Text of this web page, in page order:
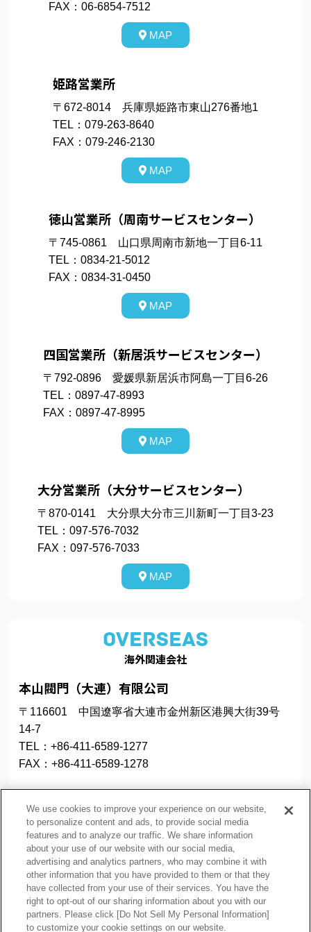
FAX：06-6854-7512
MAP
姫路営業所
〒672-8014 兵庫県姫路市東山276番地1
TEL：079-263-8640
FAX：079-246-2130
MAP
徳山営業所（周南サービスセンター）
〒745-0861 山口県周南市新地一丁目6-11
TEL：0834-21-5012
FAX：0834-31-0450
MAP
四国営業所（新居浜サービスセンター）
〒792-0896 愛媛県新居浜市阿島一丁目6-26
TEL：0897-47-8993
FAX：0897-47-8995
MAP
大分営業所（大分サービスセンター）
〒870-0141 大分県大分市三川新町一丁目3-23
TEL：097-576-7032
FAX：097-576-7033
MAP
OVERSEAS
海外関連会社
本山閥門（大連）有限公司
〒116601 中国遼寧省大連市金州新区港興大街39号
14-7
TEL：+86-411-6589-1277
FAX：+86-411-6589-1278
プライバシーポリシー
クッキーポリシー
ご利用上の注意
関連リンク
サイトマップ
We use cookies to improve your experience on our website,
to personalize content and ads, to provide social media
features and to analyze our traffic. We share information
about your use of our website with our social media,
advertising and analytics partners, who may combine it with
other information that you have provided to them or that they
have collected from your use of their services. You have the
right to opt-out of our sharing information about you with our
partners. Please click [Do Not Sell My Personal Information]
to customize your cookie settings on our website.